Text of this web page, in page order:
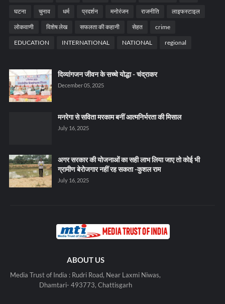
घटना चुनाव धर्म प्रदर्शन मनोरंजन राजनीति लाइफस्टाइल
लोकवाणी विशेष लेख सफलता की कहानी सेहत crime
EDUCATION INTERNATIONAL NATIONAL regional
दिव्यांगजन जीवन के सच्चे योद्धा - चंद्राकर
December 05, 2025
मनरेगा से सविता मरकाम बनीं आत्मनिर्भरता की मिसाल
July 16, 2025
अगर सरकार की योजनाओं का सही लाभ लिया जाए तो कोई भी
ग्रामीण बेरोजगार नहीं रह सकता -कुशल राम
July 16, 2025
ABOUT US
Media Trust of India : Rudri Road, Near Laxmi Niwas,
Dhamtari- 493773, Chattisgarh